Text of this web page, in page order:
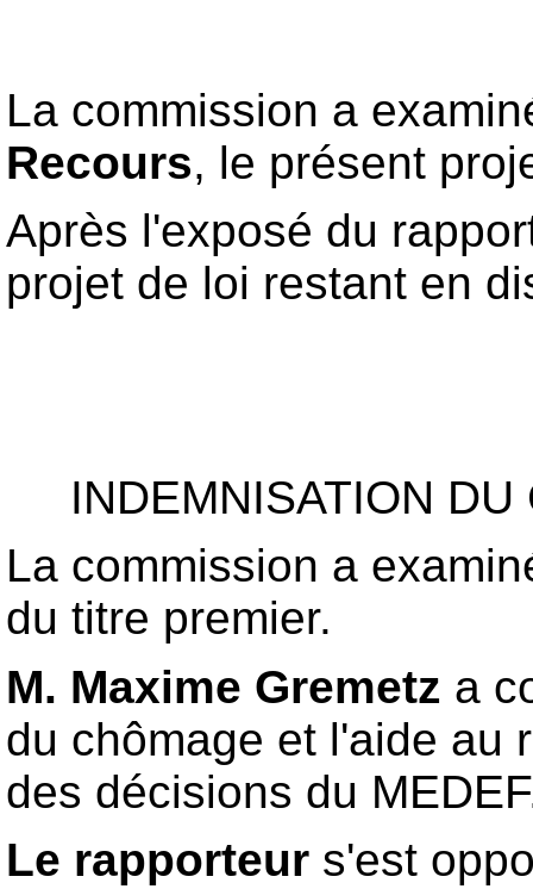
La commission a
Recours, le présent
Après l'exposé du
projet de loi restant en
INDEMNISATION
La commission a
du titre premier.
M. Maxime Gremetz a
du chômage et l'aide au
des décisions du
Le rapporteur s'est